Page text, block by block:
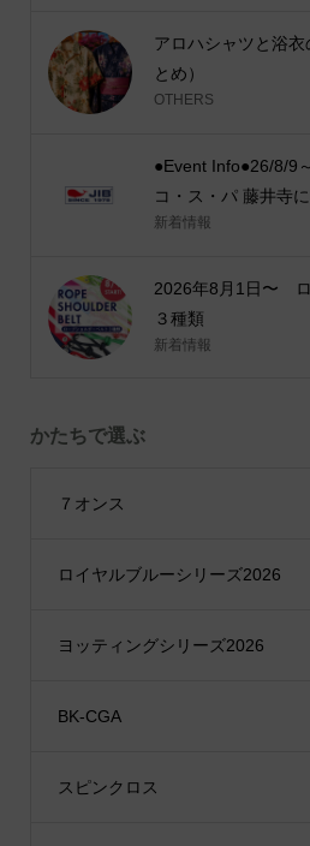
アロハシャツと浴
とめ）
OTHERS
●Event Info●26/8/9
コ・ス・パ 藤井寺
新着情報
2026年8月1日〜
３種類
新着情報
かたちで選ぶ
７オンス
ロイヤルブルーシリーズ2026
ヨッティングシリーズ2026
BK-CGA
スピンクロス